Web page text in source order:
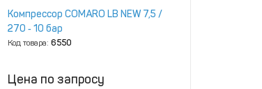
Компрессор COMARO LB NEW 7,5 /
270 ‑ 10 бар
Код товара:6550
Цена по запросу